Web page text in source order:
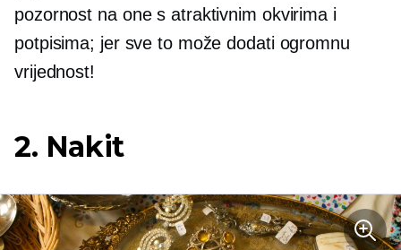
pozornost na one s atraktivnim okvirima i
potpisima; jer sve to može dodati ogromnu
vrijednost!
2. Nakit